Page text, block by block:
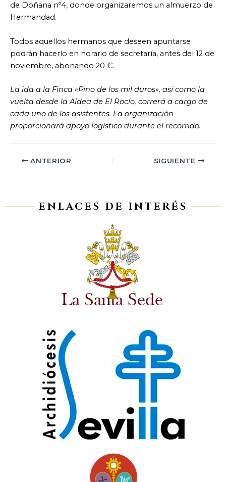
de Doñana nº4, donde organizaremos un almuerzo de
Hermandad.
Todos aquellos hermanos que deseen apuntarse
podrán hacerlo en horario de secretaría, antes del 12 de
noviembre, abonando 20 €.
La ida a la Finca «Pino de los mil duros», así como la
vuelta desde la Aldea de El Rocío, correrá a cargo de
cada uno de los asistentes. La organización
proporcionará apoyo logístico durante el recorrido.
ANTERIOR SIGUIENTE
ENLACES DE INTERÉS